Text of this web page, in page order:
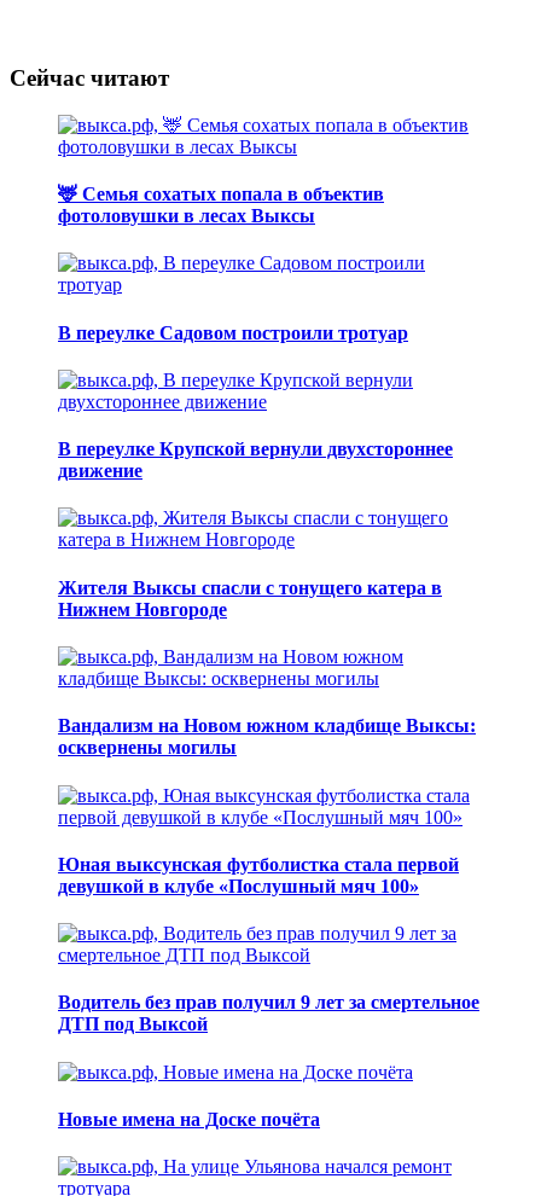
Сейчас читают
🦌 Семья сохатых попала в объектив
фотоловушки в лесах Выксы
В переулке Садовом построили тротуар
В переулке Крупской вернули двухстороннее
движение
Жителя Выксы спасли с тонущего катера в
Нижнем Новгороде
Вандализм на Новом южном кладбище Выксы:
осквернены могилы
Юная выксунская футболистка стала первой
девушкой в клубе «Послушный мяч 100»
Водитель без прав получил 9 лет за смертельное
ДТП под Выксой
Новые имена на Доске почёта